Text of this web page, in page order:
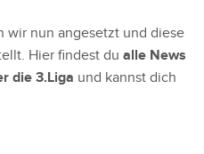
wir nun angesetzt und diese
Hier findest du alle News
die 3.Liga und kannst dich